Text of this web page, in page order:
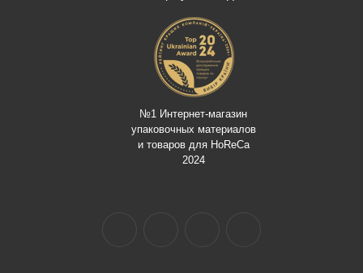
№1 Интернет-магазин
упаковочных материалов
и товаров для HoReCa
2024